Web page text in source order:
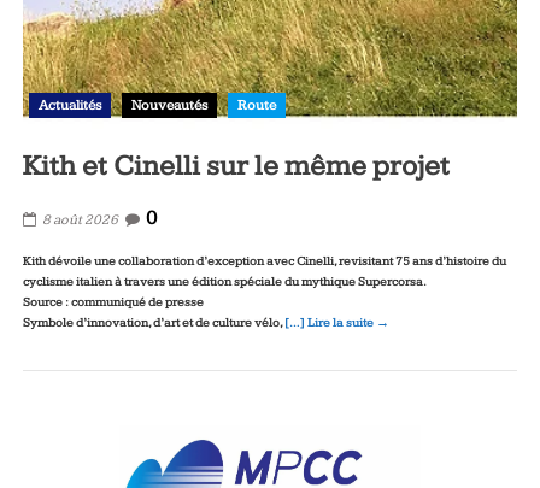
Actualités Nouveautés Route
Kith et Cinelli sur le même projet
8 août 2026 0
Kith dévoile une collaboration d’exception avec Cinelli, revisitant 75 ans d’histoire du
cyclisme italien à travers une édition spéciale du mythique Supercorsa.
Source : communiqué de presse
Symbole d’innovation, d’art et de culture vélo,[…] Lire la suite →